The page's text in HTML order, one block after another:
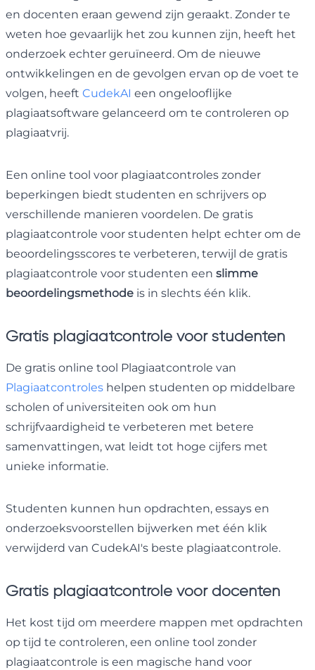
en docenten eraan gewend zijn geraakt. Zonder te
weten hoe gevaarlijk het zou kunnen zijn, heeft het
onderzoek echter geruïneerd. Om de nieuwe
ontwikkelingen en de gevolgen ervan op de voet te
volgen, heeft CudekAI een ongelooflijke
plagiaatsoftware gelanceerd om te controleren op
plagiaatvrij.
Een online tool voor plagiaatcontroles zonder
beperkingen biedt studenten en schrijvers op
verschillende manieren voordelen. De gratis
plagiaatcontrole voor studenten helpt echter om de
beoordelingsscores te verbeteren, terwijl de gratis
plagiaatcontrole voor studenten een slimme
beoordelingsmethode is in slechts één klik.
Gratis plagiaatcontrole voor studenten
De gratis online tool Plagiaatcontrole van
Plagiaatcontroles helpen studenten op middelbare
scholen of universiteiten ook om hun
schrijfvaardigheid te verbeteren met betere
samenvattingen, wat leidt tot hoge cijfers met
unieke informatie.
Studenten kunnen hun opdrachten, essays en
onderzoeksvoorstellen bijwerken met één klik
verwijderd van CudekAI's beste plagiaatcontrole.
Gratis plagiaatcontrole voor docenten
Het kost tijd om meerdere mappen met opdrachten
op tijd te controleren, een online tool zonder
plagiaatcontrole is een magische hand voor